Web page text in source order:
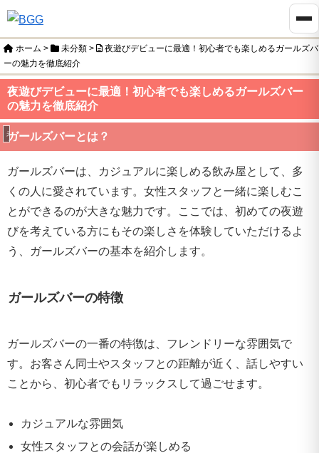
ホーム > 未分類 >
夜遊びデビューに最適！初心者でも楽しめるガールズバ
ーの魅力を徹底紹介
夜遊びデビューに最適！初心者でも楽しめるガールズバー
の魅力を徹底紹介
未分類
ガールズバーとは？
ガールズバーは、カジュアルに楽しめる飲み屋として、多
くの人に愛されています。女性スタッフと一緒に楽しむこ
とができるのが大きな魅力です。ここでは、初めての夜遊
びを考えている方にもその楽しさを体験していただけるよ
う、ガールズバーの基本を紹介します。
ガールズバーの特徴
ガールズバーの一番の特徴は、フレンドリーな雰囲気で
す。お客さん同士やスタッフとの距離が近く、話しやすい
ことから、初心者でもリラックスして過ごせます。
カジュアルな雰囲気
女性スタッフとの会話が楽しめる